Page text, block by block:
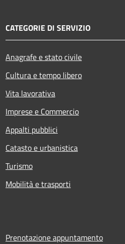
CATEGORIE DI SERVIZIO
Anagrafe e stato civile
Cultura e tempo libero
Vita lavorativa
Imprese e Commercio
Appalti pubblici
Catasto e urbanistica
Turismo
Mobilità e trasporti
Prenotazione appuntamento